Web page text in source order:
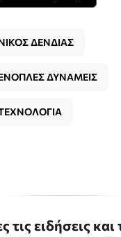
ΔΕΝΔΙΑΣ
ΔΥΝΑΜΕΙΣ
τις ειδήσεις και